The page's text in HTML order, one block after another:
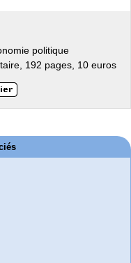
politique
192 pages, 10 euros